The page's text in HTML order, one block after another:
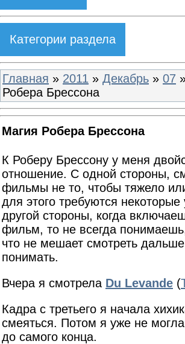
Категории раздела
Главная » 2011 » Декабрь » 07
Робера Брессона
Магия Робера Брессона
К Роберу Брессону у меня
отношение. С одной стороны,
фильмы не то, чтобы тяжело
для этого требуются
другой стороны, когда
фильм, то не всегда
что не мешает смотреть
понимать.
Вчера я смотрела Du Levande (
Кадра с третьего я начала
смеяться. Потом я уже не могла
до самого конца.